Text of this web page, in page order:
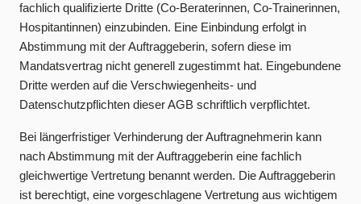
fachlich qualifizierte Dritte (Co-Beraterinnen, Co-Trainerinnen,
Hospitantinnen) einzubinden. Eine Einbindung erfolgt in
Abstimmung mit der Auftraggeberin, sofern diese im
Mandatsvertrag nicht generell zugestimmt hat. Eingebundene
Dritte werden auf die Verschwiegenheits- und
Datenschutzpflichten dieser AGB schriftlich verpflichtet.
Bei längerfristiger Verhinderung der Auftragnehmerin kann
nach Abstimmung mit der Auftraggeberin eine fachlich
gleichwertige Vertretung benannt werden. Die Auftraggeberin
ist berechtigt, eine vorgeschlagene Vertretung aus wichtigem